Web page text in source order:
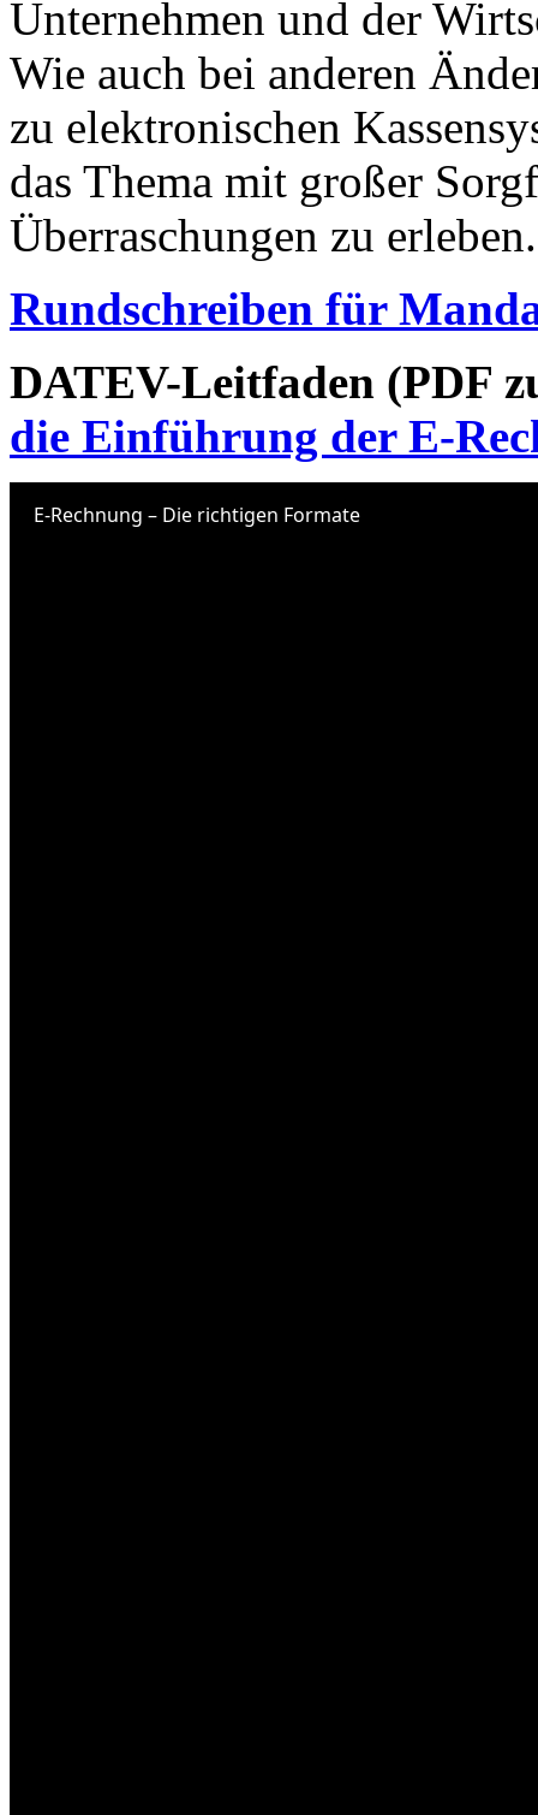
Unternehmen und der
Wie auch bei anderen
zu elektronischen
das Thema mit großer
Überraschungen zu erleben.
Rundschreiben für
DATEV-Leitfaden (PDF
die Einführung der E-
E-Rechnung – Die richtigen Formate